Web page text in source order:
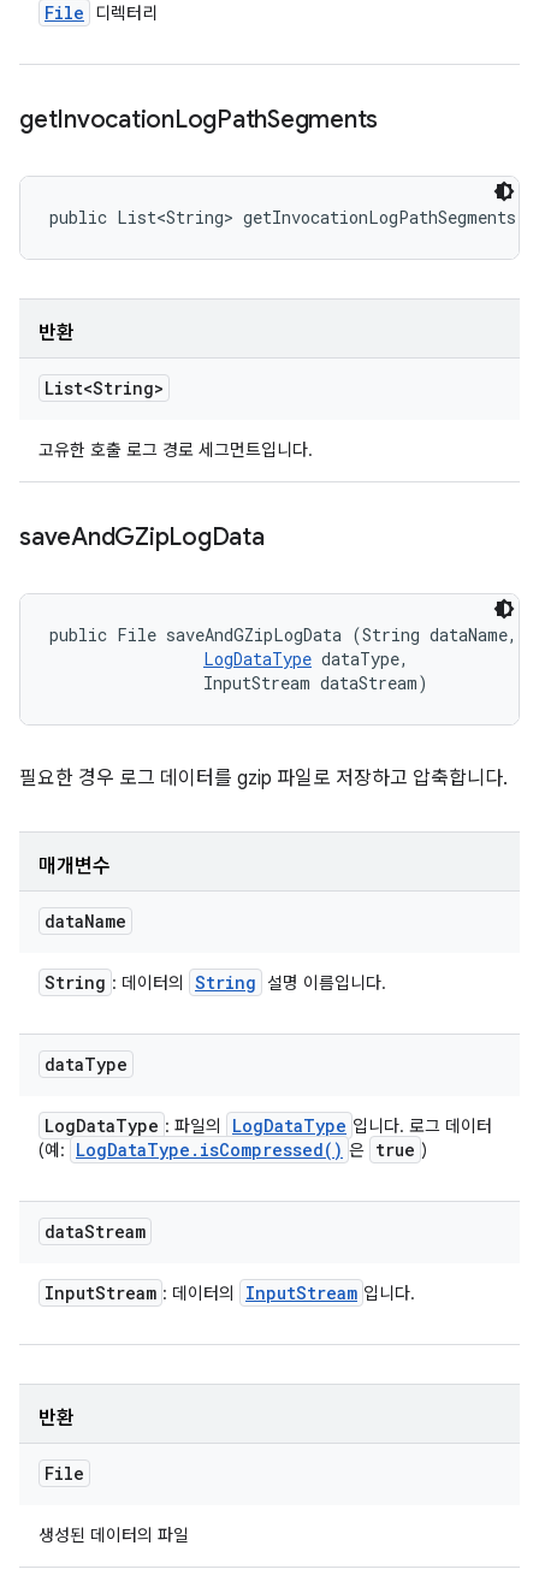
File 디렉터리
getInvocationLogPathSegments
public List<String> getInvocationLogPathSegments
반환
List<String>
고유한 호출 로그 경로 세그먼트입니다.
saveAndGZipLogData
public File saveAndGZipLogData (String dataName,
LogDataType dataType,
                InputStream dataStream)
필요한 경우 로그 데이터를 gzip 파일로 저장하고 압축합니다.
매개변수
dataName
String : 데이터의 String 설명 이름입니다.
dataType
LogDataType : 파일의 LogDataType 입니다. 로그 데이터
(예:
LogDataType . isCompressed( ) 은 true )
dataStream
InputStream : 데이터의 InputStream 입니다.
반환
File
생성된 데이터의 파일